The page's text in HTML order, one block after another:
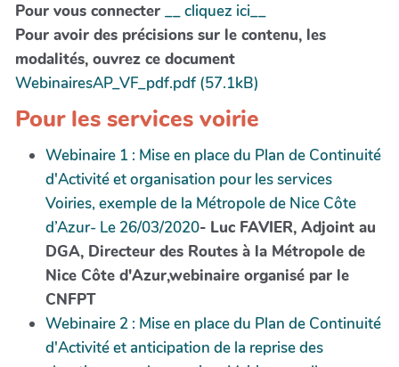
Pour vous connecter __ cliquez ici__
Pour avoir des précisions sur le contenu, les
modalités, ouvrez ce document
WebinairesAP_VF_pdf.pdf (57.1kB)
Pour les services voirie
Webinaire 1 : Mise en place du Plan de Continuité
d'Activité et organisation pour les services
Voiries, exemple de la Métropole de Nice Côte
d’Azur- Le 26/03/2020- Luc FAVIER, Adjoint au
DGA, Directeur des Routes à la Métropole de
Nice Côte d'Azur,webinaire organisé par le
CNFPT
Webinaire 2 : Mise en place du Plan de Continuité
d'Activité et anticipation de la reprise des